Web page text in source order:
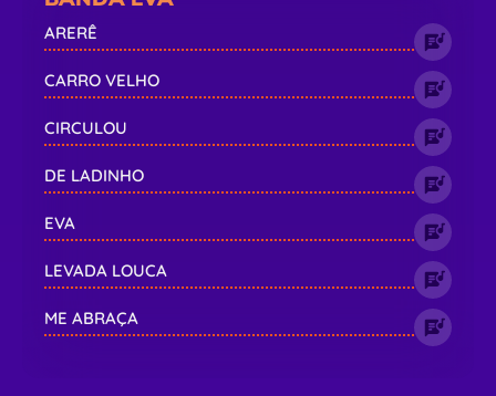
ARERÊ
CARRO VELHO
CIRCULOU
DE LADINHO
EVA
LEVADA LOUCA
ME ABRAÇA